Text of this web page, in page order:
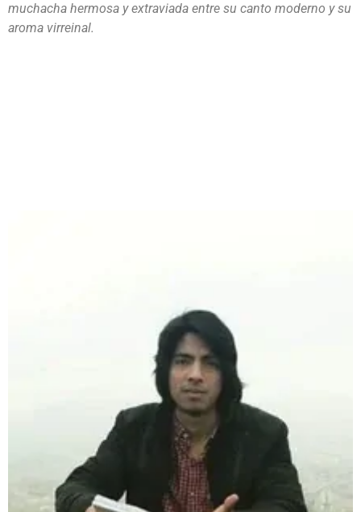
muchacha hermosa y extraviada entre su canto moderno y su
aroma virreinal.